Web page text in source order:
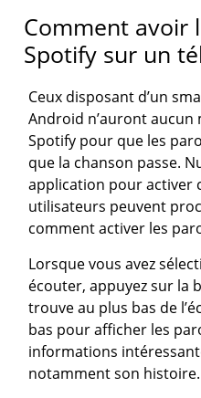
Comment avoir
Spotify sur un
Ceux disposant d’un
Android n’auront
Spotify pour que les
que la chanson passe.
application pour activer
utilisateurs peuvent
comment activer les
Lorsque vous avez
écouter, appuyez sur la
trouve au plus bas de
bas pour afficher les
informations
notamment son histoire.